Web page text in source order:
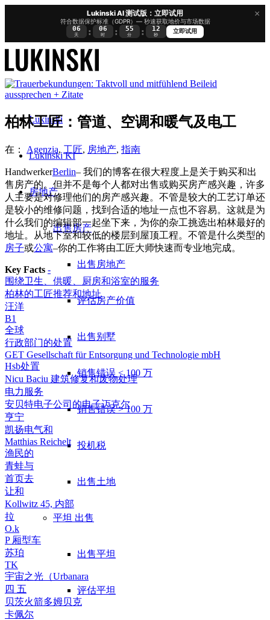
×
Lukinski AI 测试版：立即试用
符合数据保护标准（GDPR）— 秒速获取地价与市场数据
06
天 : 06
时 : 55
分 : 12
秒
立即试用
Lukinski
Lukinski KI
房地产
出售房产
出售房地产
评估房产价值
出售别墅
销售错误 < 100 万
销售错误 > 100 万
投机税
出售土地
平坦 出售
出售平坦
评估平坦
柏林工匠：管道、空调和暖气及电工
在： Agenzia, 工匠, 房地产, 指南
HandwerkerBerlin– 我们的博客在很大程度上是关于购买和出
售房产的。但并不是每个人都对出售或购买房产感兴趣，许多
人主要是对修理他们的房产感兴趣。不管是较大的工艺订单还
是较小的维修问题，找到合适的地址一点也不容易。这就是为
什么我们的编辑部一起坐下来，为你的杂工挑选出柏林最好的
地址。从地下室和较低的楼层到屋顶工程。不管是什么类型的
房子或公寓–你的工作将由工匠大师快速而专业地完成。
Key Facts -
围绕卫生、供暖、厨房和浴室的服务
柏林的工匠推荐和地址
汪洋
B1
全球
行政部门的处置
GET Gesellschaft für Entsorgung und Technologie mbH
Hsb处置
Nicu Baciu 建筑修复和废物处理
电力服务
安贝特电子公司的电子迈克尔
亨宁
凯扬电气和
Matthias Reichelt
渔民的
青蛙与
首页去
让和
Kollwitz 45, 内部
拉
O.k
P 厢型车
苏珀
TK
宇宙之光（Urbanara
四 五
贝茨火箭多姆贝克
卡佩尔